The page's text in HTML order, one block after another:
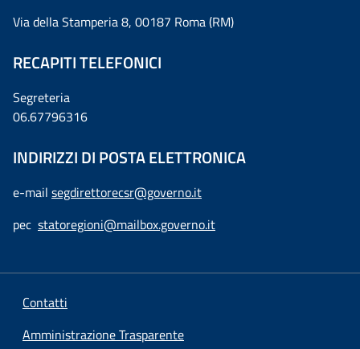
Via della Stamperia 8, 00187 Roma (RM)
RECAPITI TELEFONICI
Segreteria
06.67796316
INDIRIZZI DI POSTA ELETTRONICA
e-mail segdirettorecsr@governo.it
pec statoregioni@mailbox.governo.it
Contatti
Amministrazione Trasparente